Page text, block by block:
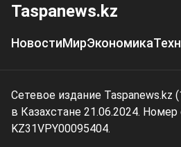
Taspanews.kz
НовостиМирЭкономика
Сетевое издание Taspanews.kz
в Казахстане 21.06.2024.
KZ31VPY00095404.